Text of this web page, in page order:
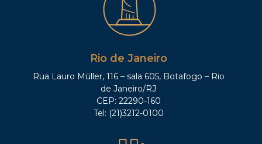
Rio de Janeiro
Rua Lauro Müller, 116 – sala 605, Botafogo – Rio
de Janeiro/RJ
CEP: 22290-160
Tel: (21)3212-0100